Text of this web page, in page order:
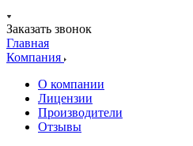
Заказать звонок
Главная
Компания
О компании
Лицензии
Производители
Отзывы